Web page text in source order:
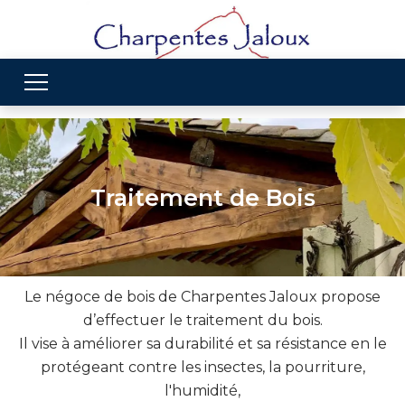
Traitement de Bois
Le négoce de bois de Charpentes Jaloux propose
d’effectuer le traitement du bois.
Il vise à améliorer sa durabilité et sa résistance en le
protégeant contre les insectes, la pourriture,
l'humidité,